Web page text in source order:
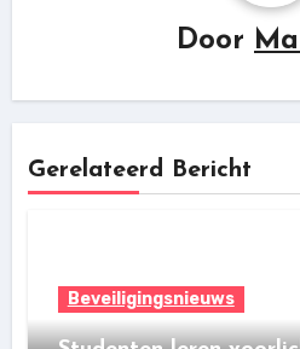
Door
Gerelateerd Bericht
Beveiligingsnieuws